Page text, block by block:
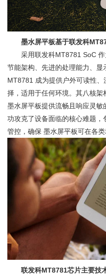
墨水屏平板基于联发科
采用联发科MT8781 SoC 作
节能架构、先进的处理能力、显
MT8781 成为提供户外可读性
择，适用于任何环境。其八核
墨水屏平板提供流畅且响应灵
功攻克了设备面临的核心难题
管控，确保 墨水屏平板可在各
联发科MT8781芯片主要技